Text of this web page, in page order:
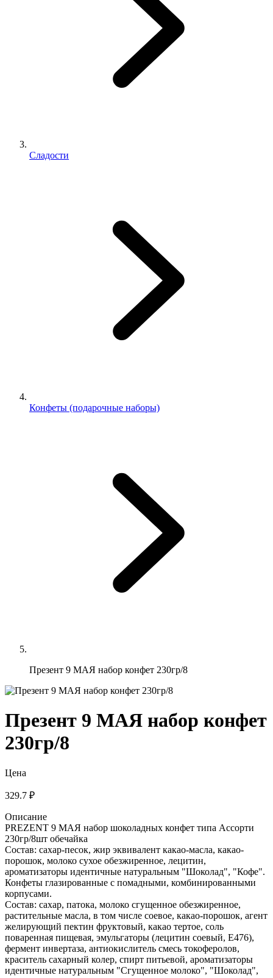
Сладости
Конфеты (подарочные наборы)
Презент 9 МАЯ набор конфет 230гр/8
Презент 9 МАЯ набор конфет
230гр/8
Цена
329.7 ₽
Описание
PREZENT 9 МАЯ набор шоколадных конфет типа Ассорти
230гр/8шт обечайка
Состав: сахар-песок, жир эквивалент какао-масла, какао-
порошок, молоко сухое обезжиренное, лецитин,
ароматизаторы идентичные натуральным "Шоколад", "Кофе".
Конфеты глазированные с помадными, комбинированными
корпусами.
Состав: сахар, патока, молоко сгущенное обезжиренное,
растительные масла, в том числе соевое, какао-порошок, агент
желирующий пектин фруктовый, какао тертое, соль
поваренная пищевая, эмульгаторы (лецитин соевый, Е476),
фермент инвертаза, антиокислитель смесь токоферолов,
краситель сахарный колер, спирт питьевой, ароматизаторы
идентичные натуральным "Сгущенное молоко", "Шоколад",